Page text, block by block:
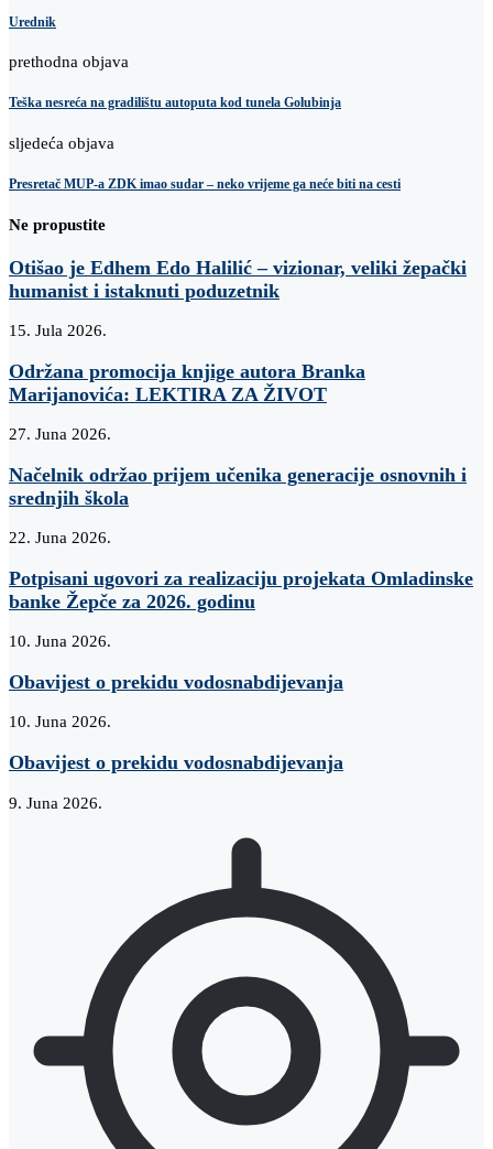
Urednik
prethodna objava
Teška nesreća na gradilištu autoputa kod tunela Golubinja
sljedeća objava
Presretač MUP-a ZDK imao sudar – neko vrijeme ga neće biti na cesti
Ne propustite
Otišao je Edhem Edo Halilić – vizionar, veliki žepački
humanist i istaknuti poduzetnik
15. Jula 2026.
Održana promocija knjige autora Branka
Marijanovića: LEKTIRA ZA ŽIVOT
27. Juna 2026.
Načelnik održao prijem učenika generacije osnovnih i
srednjih škola
22. Juna 2026.
Potpisani ugovori za realizaciju projekata Omladinske
banke Žepče za 2026. godinu
10. Juna 2026.
Obavijest o prekidu vodosnabdijevanja
10. Juna 2026.
Obavijest o prekidu vodosnabdijevanja
9. Juna 2026.